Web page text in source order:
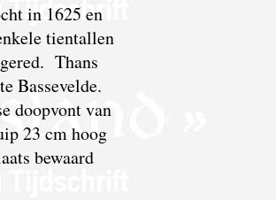
in 1625 en
tientallen
Thans
Bassevelde.
doopvont van
23 cm hoog
bewaard